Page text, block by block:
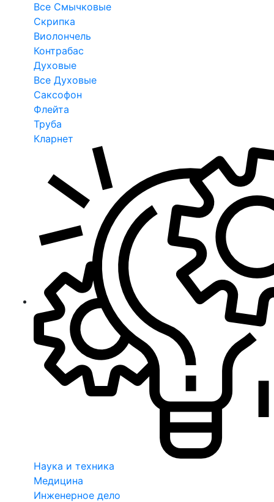
Все Смычковые
Скрипка
Виолончель
Контрабас
Духовые
Все Духовые
Саксофон
Флейта
Труба
Кларнет
Наука и техника
Медицина
Инженерное дело